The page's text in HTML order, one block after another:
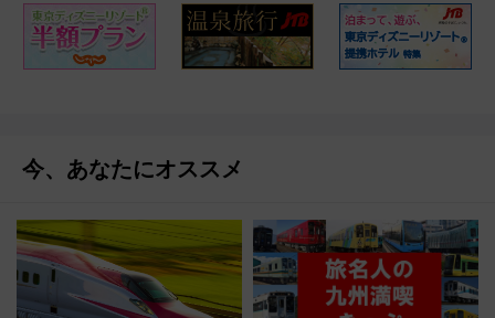
今、あなたにオススメ